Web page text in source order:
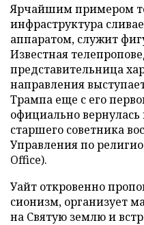
Ярчайшим примером
инфраструктура
аппаратом, служит
Известная
представительница
направления
Трампа еще с его
официально
старшего советника
Управления по
Office).
Уайт откровенно
сионизм, организует
на Святую землю и